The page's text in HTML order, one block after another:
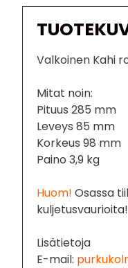
Valkoinen Kahi
Mitat noin:
Pituus 285 mm
Leveys 85 mm
Korkeus 98 mm
Paino 3,9 kg
Huom! Osassa
kuljetusvaurioita!
Lisätietoja
E-mail: